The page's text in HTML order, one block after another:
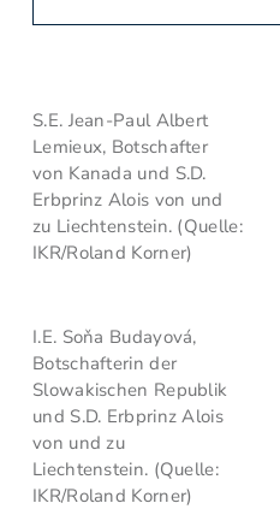
S.E. Jean-Paul Albert
Lemieux, Botschafter
von Kanada und S.D.
Erbprinz Alois von und
zu Liechtenstein. (Quelle:
IKR/Roland Korner)
I.E. Soňa Budayová,
Botschafterin der
Slowakischen Republik
und S.D. Erbprinz Alois
von und zu
Liechtenstein. (Quelle:
IKR/Roland Korner)